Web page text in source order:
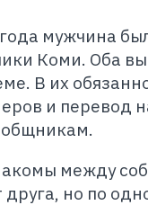
мужчина
Коми. Оба
В их
и перевод
между
друга, но по